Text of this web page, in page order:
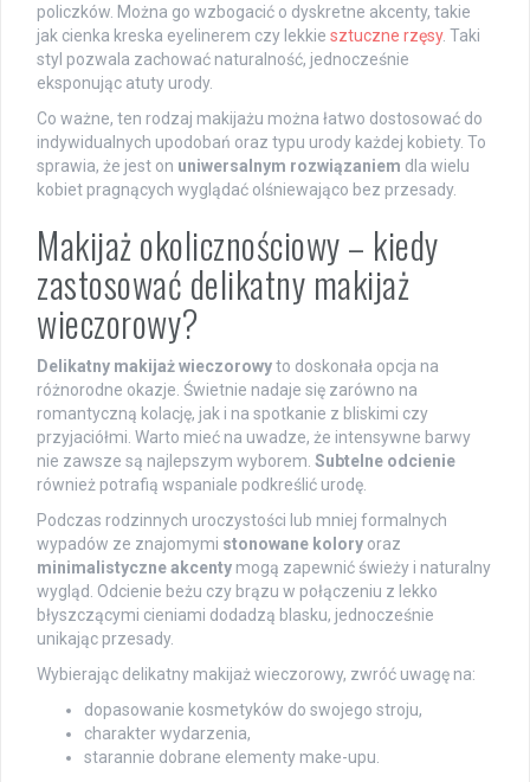
policzków. Można go wzbogacić o dyskretne akcenty, takie
jak cienka kreska eyelinerem czy lekkie sztuczne rzęsy. Taki
styl pozwala zachować naturalność, jednocześnie
eksponując atuty urody.
Co ważne, ten rodzaj makijażu można łatwo dostosować do
indywidualnych upodobań oraz typu urody każdej kobiety. To
sprawia, że jest on uniwersalnym rozwiązaniem dla wielu
kobiet pragnących wyglądać olśniewająco bez przesady.
Makijaż okolicznościowy – kiedy
zastosować delikatny makijaż
wieczorowy?
Delikatny makijaż wieczorowyto doskonała opcja na
różnorodne okazje. Świetnie nadaje się zarówno na
romantyczną kolację, jak i na spotkanie z bliskimi czy
przyjaciółmi. Warto mieć na uwadze, że intensywne barwy
nie zawsze są najlepszym wyborem. Subtelne odcienie
również potrafią wspaniale podkreślić urodę.
Podczas rodzinnych uroczystości lub mniej formalnych
wypadów ze znajomymi stonowane kolory oraz
minimalistyczne akcenty mogą zapewnić świeży i naturalny
wygląd. Odcienie beżu czy brązu w połączeniu z lekko
błyszczącymi cieniami dodadzą blasku, jednocześnie
unikając przesady.
Wybierając delikatny makijaż wieczorowy, zwróć uwagę na:
dopasowanie kosmetyków do swojego stroju,
charakter wydarzenia,
starannie dobrane elementy make-upu.